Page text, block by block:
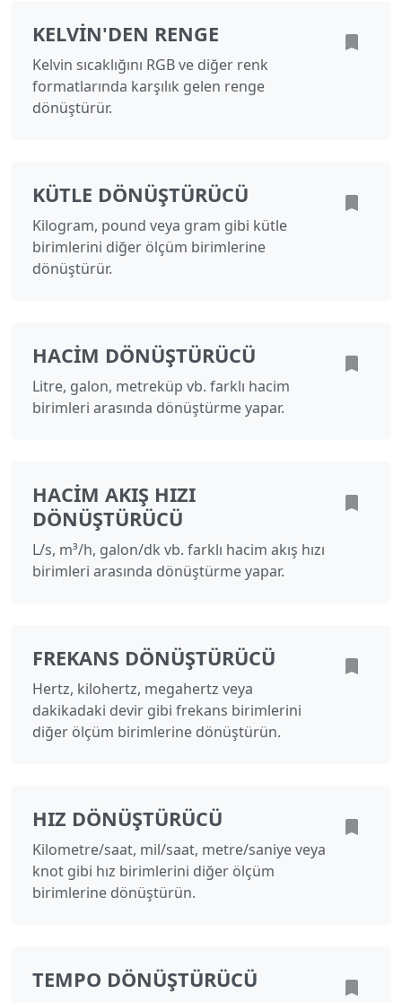
KELVIN'DEN RENGE
Kelvin sıcaklığını RGB ve diğer renk
formatlarında karşılık gelen renge
dönüştürür.
KÜTLE DÖNÜŞTÜRÜCÜ
Kilogram, pound veya gram gibi kütle
birimlerini diğer ölçüm birimlerine
dönüştürür.
HACIM DÖNÜŞTÜRÜCÜ
Litre, galon, metreküp vb. farklı hacim
birimleri arasında dönüştürme yapar.
HACIM AKIŞ HIZI
DÖNÜŞTÜRÜCÜ
L/s, m³/h, galon/dk vb. farklı hacim akış hızı
birimleri arasında dönüştürme yapar.
FREKANS DÖNÜŞTÜRÜCÜ
Hertz, kilohertz, megahertz veya
dakikadaki devir gibi frekans birimlerini
diğer ölçüm birimlerine dönüştürün.
HIZ DÖNÜŞTÜRÜCÜ
Kilometre/saat, mil/saat, metre/saniye veya
knot gibi hız birimlerini diğer ölçüm
birimlerine dönüştürün.
TEMPO DÖNÜŞTÜRÜCÜ